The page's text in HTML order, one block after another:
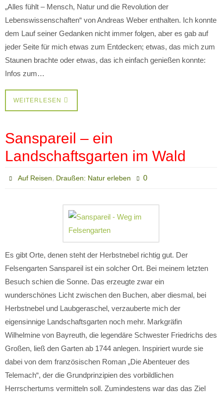
„Alles fühlt – Mensch, Natur und die Revolution der
Lebenswissenschaften“ von Andreas Weber enthalten. Ich konnte
dem Lauf seiner Gedanken nicht immer folgen, aber es gab auf
jeder Seite für mich etwas zum Entdecken; etwas, das mich zum
Staunen brachte oder etwas, das ich einfach genießen konnte:
Infos zum…
WEITERLESEN
Sanspareil – ein
Landschaftsgarten im Wald
Auf Reisen, Draußen: Natur erleben 0
Es gibt Orte, denen steht der Herbstnebel richtig gut. Der
Felsengarten Sanspareil ist ein solcher Ort. Bei meinem letzten
Besuch schien die Sonne. Das erzeugte zwar ein
wunderschönes Licht zwischen den Buchen, aber diesmal, bei
Herbstnebel und Laubgeraschel, verzauberte mich der
eigensinnige Landschaftsgarten noch mehr. Markgräfin
Wilhelmine von Bayreuth, die legendäre Schwester Friedrichs des
Großen, ließ den Garten ab 1744 anlegen. Inspiriert wurde sie
dabei von dem französischen Roman „Die Abenteuer des
Telemach“, der die Grundprinzipien des vorbildlichen
Herrschertums vermitteln soll. Zumindestens war das das Ziel